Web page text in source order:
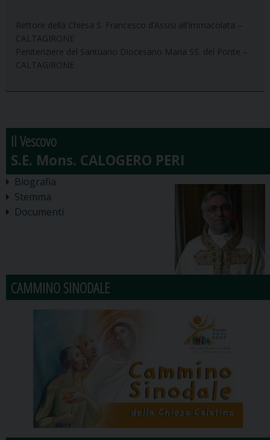
Rettore della Chiesa S. Francesco d’Assisi all’Immacolata –
CALTAGIRONE
Penitenziere del Santuario Diocesano Maria SS. del Ponte –
CALTAGIRONE
Il Vescovo
Biografia
Stemma
Documenti
CAMMINO SINODALE